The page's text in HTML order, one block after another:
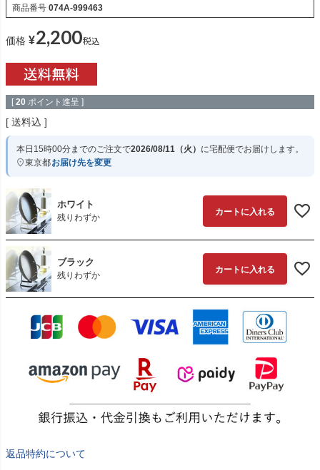
商品番号 074A-999463
価格 ¥2,200税込
[ 20 ポイント進呈 ]
送料込
本日 15時00分までのご注文で2026/08/11（火） に宅配便でお届けします。
東京都お届け先を変更
ホワイト
残りわずか
カートに入れる
ブラック
残りわずか
カートに入れる
返品特約について